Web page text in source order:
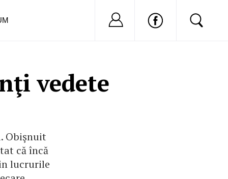
vedete
Obişnuit
că încă
lucrurile
Nu ai cont?